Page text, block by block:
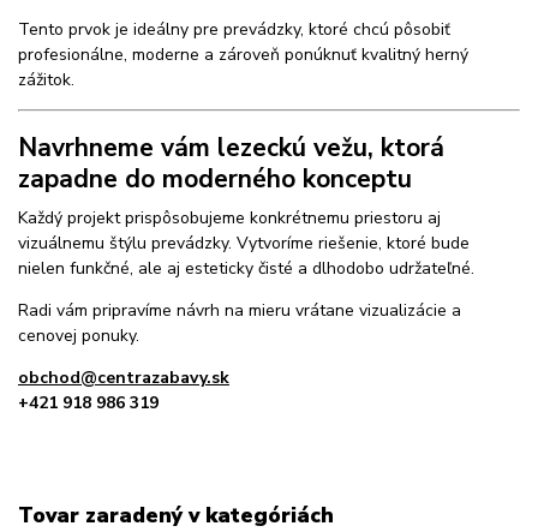
Tento prvok je ideálny pre prevádzky, ktoré chcú pôsobiť
profesionálne, moderne a zároveň ponúknuť kvalitný herný
zážitok.
Navrhneme vám lezeckú vežu, ktorá
zapadne do moderného konceptu
Každý projekt prispôsobujeme konkrétnemu priestoru aj
vizuálnemu štýlu prevádzky. Vytvoríme riešenie, ktoré bude
nielen funkčné, ale aj esteticky čisté a dlhodobo udržateľné.
Radi vám pripravíme návrh na mieru vrátane vizualizácie a
cenovej ponuky.
obchod@centrazabavy.sk
+421 918 986 319
Tovar zaradený v kategóriách